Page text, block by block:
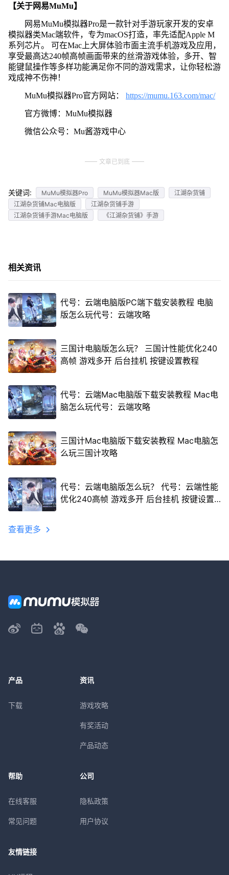
【关于网易MuMu】
网易MuMu模拟器Pro是一款针对手游玩家开发的安卓
模拟器类Mac端软件，专为macOS打造，率先适配Apple M
系列芯片。 可在Mac上大屏体验市面主流手机游戏及应用，
享受最高达240帧高帧画面带来的丝滑游戏体验，多开、智
能键鼠操作等多样功能满足你不同的游戏需求，让你轻松游
戏成神不伤神！
MuMu模拟器Pro官方网站： https://mumu.163.com/mac/
官方微博：MuMu模拟器
微信公众号：Mu酱游戏中心
文章已到底
关键词: MuMu模拟器Pro MuMu模拟器Mac版
江湖杂货铺
江湖杂货铺Mac电脑版
江湖杂货铺手游
江湖杂货铺手游Mac电脑版
《江湖杂货铺》手游
相关资讯
代号：云端电脑版PC端下载安装教程 电脑
版怎么玩代号：云端攻略
三国计电脑版怎么玩？ 三国计性能优化240
高帧 游戏多开 后台挂机 按键设置教程
代号：云端Mac电脑版下载安装教程 Mac电
脑怎么玩代号：云端攻略
三国计Mac电脑版下载安装教程 Mac电脑怎
么玩三国计攻略
代号：云端电脑版怎么玩？ 代号：云端性能
优化240高帧 游戏多开 后台挂机 按键设置
查看更多
产品
下载
资讯
游戏攻略
有奖活动
产品动态
帮助
在线客服
常见问题
公司
隐私政策
用户协议
友情链接